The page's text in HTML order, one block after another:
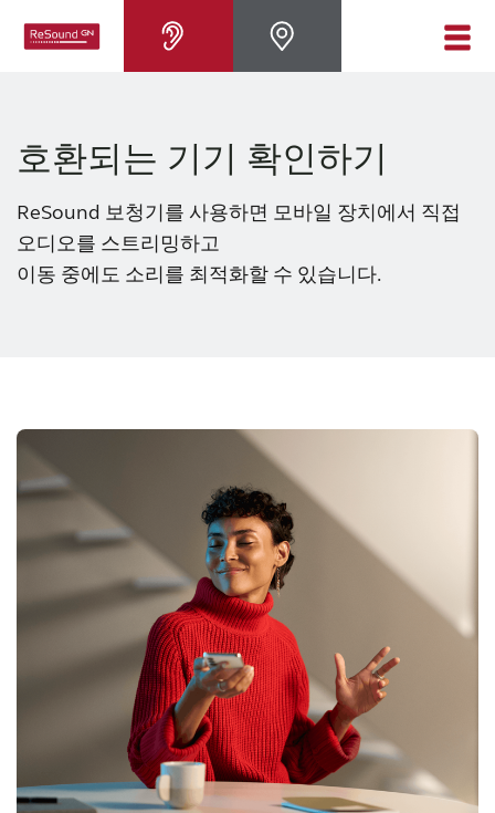
난청
난청의 관리
리사운드 소개
소모품쇼핑몰
블로그
Australia Brasil
Canada Česká republika
호환되는 기기 확인하기
ReSound 보청기를 사용하면 모바일 장치에서 직접
오디오를 스트리밍하고
이동 중에도 소리를 최적화할 수 있습니다.